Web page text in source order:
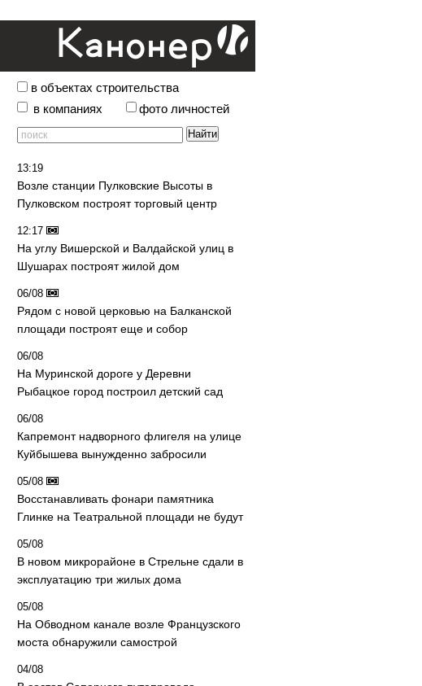
в объектах строительства
в компаниях
фото личностей
13:19
Возле станции Пулковские Высоты в
Пулковском построят торговый центр
12:17
На углу Вишерской и Валдайской улиц в
Шушарах построят жилой дом
06/08
Рядом с новой церковью на Балканской
площади построят еще и собор
06/08
На Муринской дороге у Деревни
Рыбацкое город построил детский сад
06/08
Капремонт надворного флигеля на улице
Куйбышева вынужденно забросили
05/08
Восстанавливать фонари памятника
Глинке на Театральной площади не будут
05/08
В новом микрорайоне в Стрельне сдали в
эксплуатацию три жилых дома
05/08
На Обводном канале возле Французского
моста обнаружили самострой
04/08